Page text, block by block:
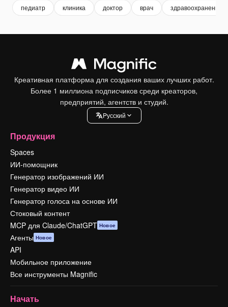
педиатр клиника доктор врач здравоохранение
Креативная платформа для создания ваших лучших работ.
Более 1 миллиона подписчиков среди креаторов,
предприятий, агентств и студий.
Pусский
Продукция
Spaces
ИИ-помощник
Генератор изображений ИИ
Генератор видео ИИ
Генератор голоса на основе ИИ
Стоковый контент
MCP для Claude/ChatGPT Новое
Агенты Новое
API
Мобильное приложение
Все инструменты Magnific
Начать